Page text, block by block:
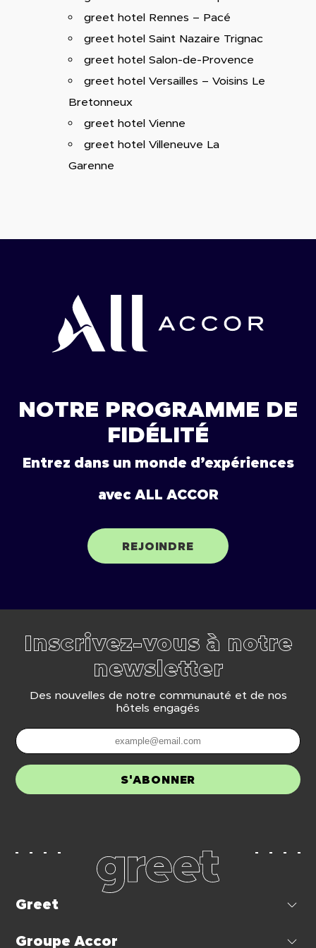
greet hotel Rennes – Pacé
greet hotel Saint Nazaire Trignac
greet hotel Salon-de-Provence
greet hotel Versailles – Voisins Le
Bretonneux
greet hotel Vienne
greet hotel Villeneuve La
Garenne
NOTRE PROGRAMME DE
FIDÉLITÉ
Entrez dans un monde d’expériences
avec ALL ACCOR
REJOINDRE
Inscrivez-vous à notre
newsletter
Des nouvelles de notre communauté et de nos
hôtels engagés
S'ABONNER
Greet
L’hospitalité positive
Groupe Accor